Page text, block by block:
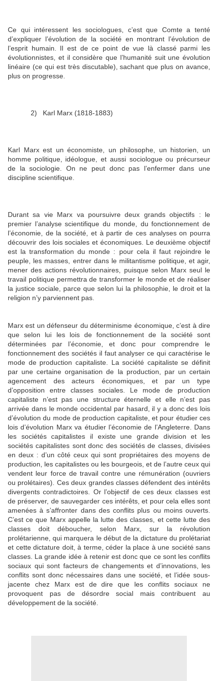
Ce qui intéressent les sociologues, c’est que Comte a tenté
d’expliquer l’évolution de la société en montrant l’évolution de
l’esprit humain. Il est de ce point de vue là classé parmi les
évolutionnistes, et il considère que l’humanité suit une évolution
linéaire (ce qui est très discutable), sachant que plus on avance,
plus on progresse.
2) Karl Marx (1818-1883)
Karl Marx est un économiste, un philosophe, un historien, un
homme politique, idéologue, et aussi sociologue ou précurseur
de la sociologie. On ne peut donc pas l’enfermer dans une
discipline scientifique.
Durant sa vie Marx va poursuivre deux grands objectifs : le
premier l’analyse scientifique du monde, du fonctionnement de
l’économie, de la société, et à partir de ces analyses on pourra
découvrir des lois sociales et économiques. Le deuxième objectif
est la transformation du monde : pour cela il faut rejoindre le
peuple, les masses, entrer dans le militantisme politique, et agir,
mener des actions révolutionnaires, puisque selon Marx seul le
travail politique permettra de transformer le monde et de réaliser
la justice sociale, parce que selon lui la philosophie, le droit et la
religion n’y parviennent pas.
Marx est un défenseur du déterminisme économique, c’est à dire
que selon lui les lois de fonctionnement de la société sont
déterminées par l’économie, et donc pour comprendre le
fonctionnement des sociétés il faut analyser ce qui caractérise le
mode de production capitaliste. La société capitaliste se définit
par une certaine organisation de la production, par un certain
agencement des acteurs économiques, et par un type
d’opposition entre classes sociales. Le mode de production
capitaliste n’est pas une structure éternelle et elle n’est pas
arrivée dans le monde occidental par hasard, il y a donc des lois
d’évolution du mode de production capitaliste, et pour étudier ces
lois d’évolution Marx va étudier l’économie de l’Angleterre. Dans
les sociétés capitalistes il existe une grande division et les
sociétés capitalistes sont donc des sociétés de classes, divisées
en deux : d’un côté ceux qui sont propriétaires des moyens de
production, les capitalistes ou les bourgeois, et de l’autre ceux qui
vendent leur force de travail contre une rémunération (ouvriers
ou prolétaires). Ces deux grandes classes défendent des intérêts
divergents contradictoires. Or l’objectif de ces deux classes est
de préserver, de sauvegarder ces intérêts, et pour cela elles sont
amenées à s’affronter dans des conflits plus ou moins ouverts.
C’est ce que Marx appelle la lutte des classes, et cette lutte des
classes doit déboucher, selon Marx, sur la révolution
prolétarienne, qui marquera le début de la dictature du prolétariat
et cette dictature doit, à terme, céder la place à une société sans
classes. La grande idée à retenir est donc que ce sont les conflits
sociaux qui sont facteurs de changements et d’innovations, les
conflits sont donc nécessaires dans une société, et l’idée sous-
jacente chez Marx est de dire que les conflits sociaux ne
provoquent pas de désordre social mais contribuent au
développement de la société.